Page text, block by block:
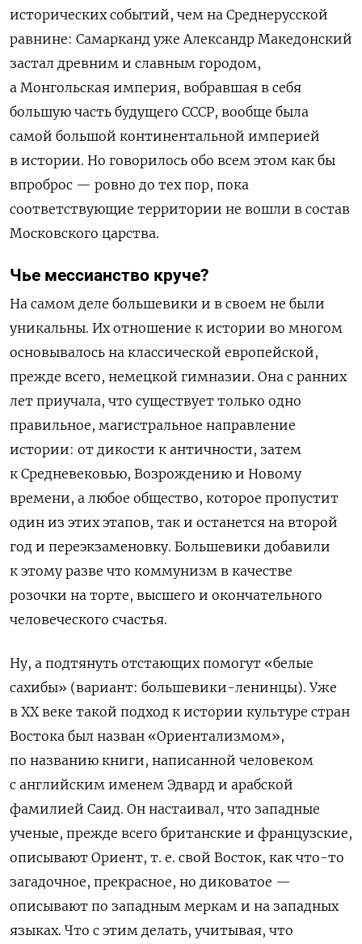
исторических событий, чем на Среднерусской
равнине: Самарканд уже Александр Македонский
застал древним и славным городом,
а Монгольская империя, вобравшая в себя
большую часть будущего СССР, вообще была
самой большой континентальной империей
в истории. Но говорилось обо всем этом как бы
впроброс — ровно до тех пор, пока
соответствующие территории не вошли в состав
Московского царства.
Чье мессианство круче?
На самом деле большевики и в своем не были
уникальны. Их отношение к истории во многом
основывалось на классической европейской,
прежде всего, немецкой гимназии. Она с ранних
лет приучала, что существует только одно
правильное, магистральное направление
истории: от дикости к античности, затем
к Средневековью, Возрождению и Новому
времени, а любое общество, которое пропустит
один из этих этапов, так и останется на второй
год и переэкзаменовку. Большевики добавили
к этому разве что коммунизм в качестве
розочки на торте, высшего и окончательного
человеческого счастья.
Ну, а подтянуть отстающих помогут «белые
сахибы» (вариант: большевики-ленинцы). Уже
в XX веке такой подход к истории культуре стран
Востока был назван «Ориентализмом»,
по названию книги, написанной человеком
с английским именем Эдвард и арабской
фамилией Саид. Он настаивал, что западные
ученые, прежде всего британские и французские,
описывают Ориент, т. е. свой Восток, как что-то
загадочное, прекрасное, но диковатое —
описывают по западным меркам и на западных
языках. Что с этим делать, учитывая, что